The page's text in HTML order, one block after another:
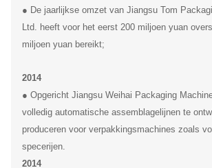
● De jaarlijkse omzet van Jiangsu Tom
Ltd. heeft voor het eerst 200 miljoen yuan
miljoen yuan bereikt;
2014
● Opgericht Jiangsu Weihai Packaging
volledig automatische assemblagelijnen te
produceren voor verpakkingsmachines zoals
specerijen.
2014